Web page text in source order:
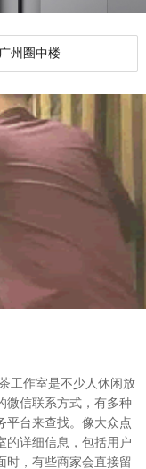
广州圈中楼
工作室是不少人休闲放
微信联系方式，有多种
平台来查找。像大众点
的详细信息，包括用户
时，有些商家会直接留